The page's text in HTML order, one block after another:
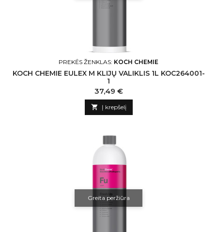
PREKĖS ŽENKLAS: KOCH CHEMIE
KOCH CHEMIE EULEX M KLIJŲ VALIKLIS 1L KOC264001-
1
Kaina
37,49 €
 Į krepšelį
Greita peržiūra